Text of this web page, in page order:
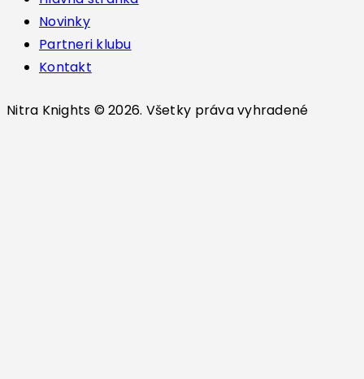
Novinky
Partneri klubu
Kontakt
Nitra Knights © 2026. Všetky práva vyhradené